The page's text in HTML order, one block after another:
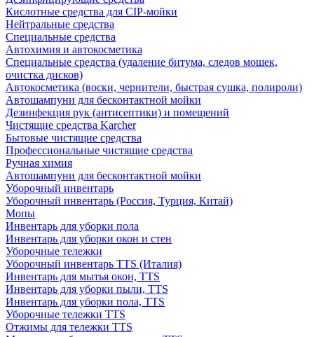
Кислотные средства для CIP-мойки
Нейтральные средства
Специальные средства
Автохимия и автокосметика
Специальные средства (удаление битума, следов мошек,
очистка дисков)
Автокосметика (воски, чернители, быстрая сушка, полироли)
Автошампуни для бесконтактной мойки
Дезинфекция рук (антисептики) и помещений
Чистящие средства Karcher
Бытовые чистящие средства
Профессиональные чистящие средства
Ручная химия
Автошампуни для бесконтактной мойки
Уборочный инвентарь
Уборочный инвентарь (Россия, Турция, Китай)
Мопы
Инвентарь для уборки пола
Инвентарь для уборки окон и стен
Уборочные тележки
Уборочный инвентарь TTS (Италия)
Инвентарь для мытья окон, TTS
Инвентарь для уборки пыли, TTS
Инвентарь для уборки пола, TTS
Уборочные тележки TTS
Отжимы для тележки TTS